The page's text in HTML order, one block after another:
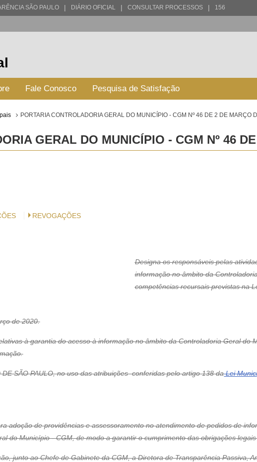
SÃO PAULO | DIÁRIO OFICIAL | CONSULTAR PROCESSOS | 156
Fale Conosco Pesquisa de Satisfação
PORTARIA CONTROLADORIA GERAL DO MUNICÍPIO - CGM Nº 46 DE 2 DE MARÇO
GERAL DO MUNICÍPIO - CGM Nº 46
REVOGAÇÕES
Designa os responsáveis pelas
informação no âmbito da
competências recursais previstas na
de 2020.
à garantia do acesso à informação no âmbito da Controladoria Geral do
SÃO PAULO, no uso das atribuições conferidas pelo artigo 138 daLei
adoção de providências e assessoramento no atendimento de pedidos de
do Município - CGM, de modo a garantir o cumprimento das obrigações
junto ao Chefe de Gabinete da CGM, a Diretora de Transparência Passiva,